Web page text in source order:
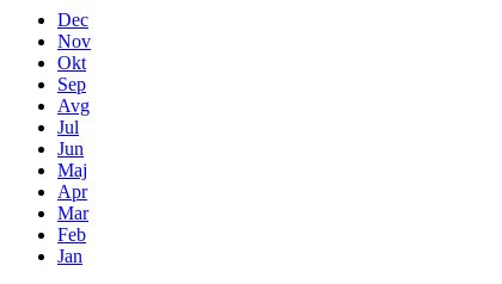
Dec
Nov
Okt
Sep
Avg
Jul
Jun
Maj
Apr
Mar
Feb
Jan